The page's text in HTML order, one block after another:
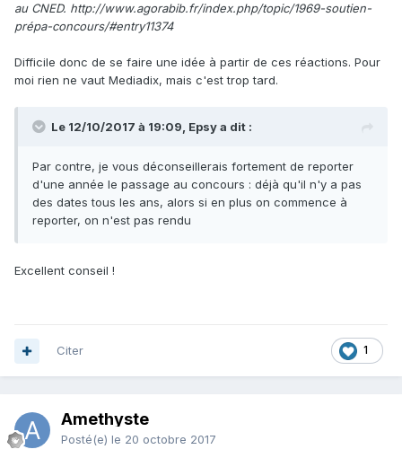
au CNED. http://www.agorabib.fr/index.php/topic/1969-soutien-
prépa-concours/#entry11374
Difficile donc de se faire une idée à partir de ces réactions. Pour
moi rien ne vaut Mediadix, mais c'est trop tard.
Le 12/10/2017 à 19:09, Epsy a dit :
Par contre, je vous déconseillerais fortement de reporter
d'une année le passage au concours : déjà qu'il n'y a pas
des dates tous les ans, alors si en plus on commence à
reporter, on n'est pas rendu
Excellent conseil !
1
Citer
Amethyste
Posté(e) le 20 octobre 2017